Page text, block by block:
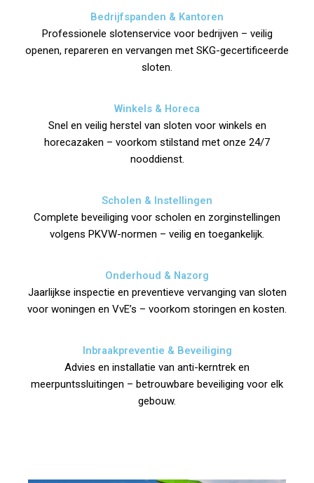
Bedrijfspanden & Kantoren
Professionele slotenservice voor bedrijven – veilig
openen, repareren en vervangen met SKG-gecertificeerde
sloten.
Winkels & Horeca
Snel en veilig herstel van sloten voor winkels en
horecazaken – voorkom stilstand met onze 24/7
nooddienst.
Scholen & Instellingen
Complete beveiliging voor scholen en zorginstellingen
volgens PKVW-normen – veilig en toegankelijk.
Onderhoud & Nazorg
Jaarlijkse inspectie en preventieve vervanging van sloten
voor woningen en VvE’s – voorkom storingen en kosten.
Inbraakpreventie & Beveiliging
Advies en installatie van anti-kerntrek en
meerpuntssluitingen – betrouwbare beveiliging voor elk
gebouw.